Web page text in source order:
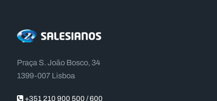
Praça S. João Bosco, 34
1399-007 Lisboa
+351 210 900 500 / 600